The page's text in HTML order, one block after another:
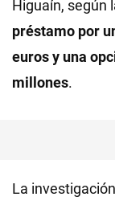
Higuaín, según
préstamo por
eurosy una
millones.
La